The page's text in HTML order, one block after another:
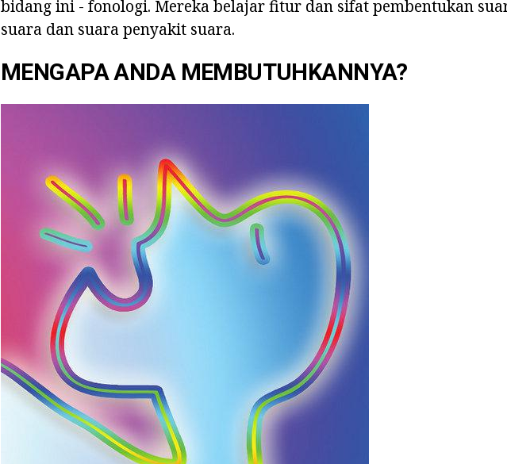
bidang ini - fonologi. Mereka belajar fitur dan sifat pembentukan
suara dan suara penyakit suara.
MENGAPA ANDA MEMBUTUHKANNYA?